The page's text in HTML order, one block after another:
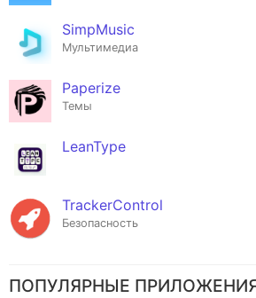
SimpMusic
Мультимедиа
Paperize
Темы
LeanType
TrackerControl
Безопасность
ПОПУЛЯРНЫЕ